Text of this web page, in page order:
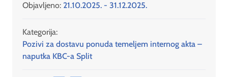
Objavljeno: 21.10.2025. - 31.12.2025.
Kategorija:
Pozivi za dostavu ponuda temeljem internog akta –
naputka KBC-a Split